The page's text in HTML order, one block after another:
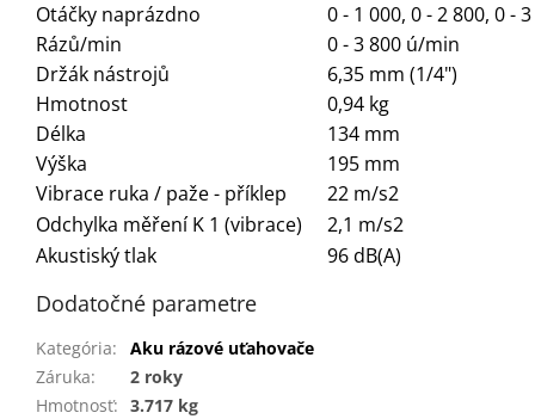
Otáčky naprázdno
0 - 1 000, 0 - 2 800, 0 -
Rázů/min
0 - 3 800 ú/min
Držák nástrojů
6,35 mm (1/4")
Hmotnost
0,94 kg
Délka
134 mm
Výška
195 mm
Vibrace ruka / paže - příklep
22 m/s2
Odchylka měření K 1 (vibrace)
2,1 m/s2
Akustiský tlak
96 dB(A)
Dodatočné parametre
Kategória:
Aku rázové uťahovače
Záruka:
2 roky
Hmotnosť: 3.717 kg